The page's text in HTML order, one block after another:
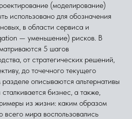
(моделирование)
использовано для обозначения
в области сервиса и
— уменьшение) рисков. В
5 шагов
от стратегических решений,
до точечного текущего
описываются альтернативы
бизнес, а также,
из жизни: каким образом
всего мира воспользовались